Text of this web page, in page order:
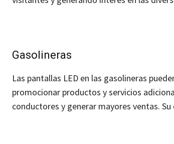
Gasolineras
Las pantallas LED en las gasolineras
promocionar productos y servicios
conductores y generar mayores ventas.